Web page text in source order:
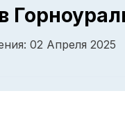
02 Апреля 2025